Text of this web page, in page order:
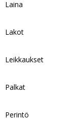
Laina
Lakot
Leikkaukset
Palkat
Perintö